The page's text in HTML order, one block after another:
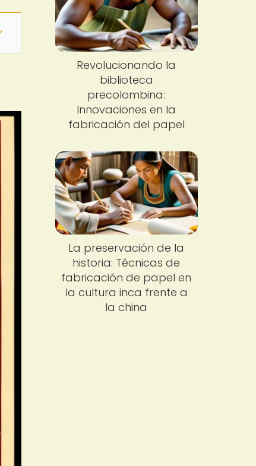
Revolucionando la
biblioteca
precolombina:
Innovaciones en la
fabricación del papel
La preservación de la
historia: Técnicas de
fabricación de papel en
la cultura inca frente a
la china